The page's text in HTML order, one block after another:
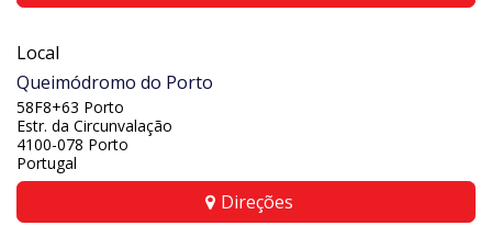
Local
Queimódromo do Porto
58F8+63 Porto
Estr. da Circunvalação
4100-078 Porto
Portugal
Direções